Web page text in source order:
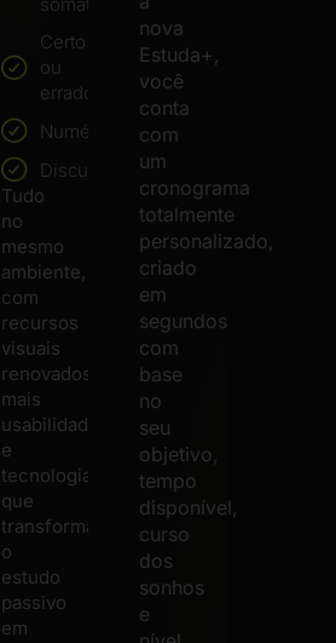
Certo
ou
errado
Numéricas
Discursivas
Tudo
no
mesmo
ambiente,
com
recursos
visuais
renovados,
mais
usabilidade
e
tecnologia
que
transforma
o
estudo
passivo
em
nova
Estuda+,
você
conta
com
um
cronograma
totalmente
personalizado,
criado
em
segundos
com
base
no
seu
objetivo,
tempo
disponível,
curso
dos
sonhos
e